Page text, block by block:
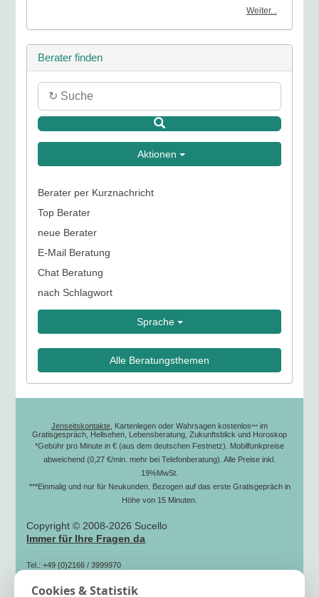
Weiter...
Berater finden
Aktionen
Berater per Kurznachricht
Top Berater
neue Berater
E-Mail Beratung
Chat Beratung
nach Schlagwort
Sprache
Alle Beratungsthemen
Jenseitskontakte , Kartenlegen oder Wahrsagen kostenlos*** im
Gratisgespräch, Hellsehen, Lebensberatung, Zukunftsblick und Horoskop
*Gebühr pro Minute in € (aus dem deutschen Festnetz). Mobilfunkpreise
abweichend (0,27 €/min. mehr bei Telefonberatung). Alle Preise inkl.
19%MwSt.
***Einmalig und nur für Neukunden. Bezogen auf das erste Gratisgepräch in
Höhe von 15 Minuten.
Copyright © 2008-2026 Sucello
Immer für Ihre Fragen da
Tel.: +49 (0)2166 / 3999970
Fax: +49 (0)2166 / 3999979
Cookies & Statistik